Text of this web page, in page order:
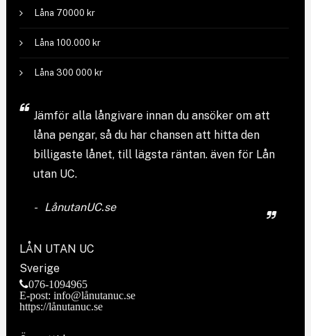
Låna 70000 kr
Låna 100.000 kr
Låna 300 000 kr
Jämför alla långivareinnan du ansöker om att
låna pengar, så du har chansen att hitta den
billigaste lånet, till lägsta räntan. även för Lån
utan UC.
LånutanUC.se
LÅN UTAN UC
Sverige
076-1094965
E-post: info@lånutanuc.se
https://lånutanuc.se